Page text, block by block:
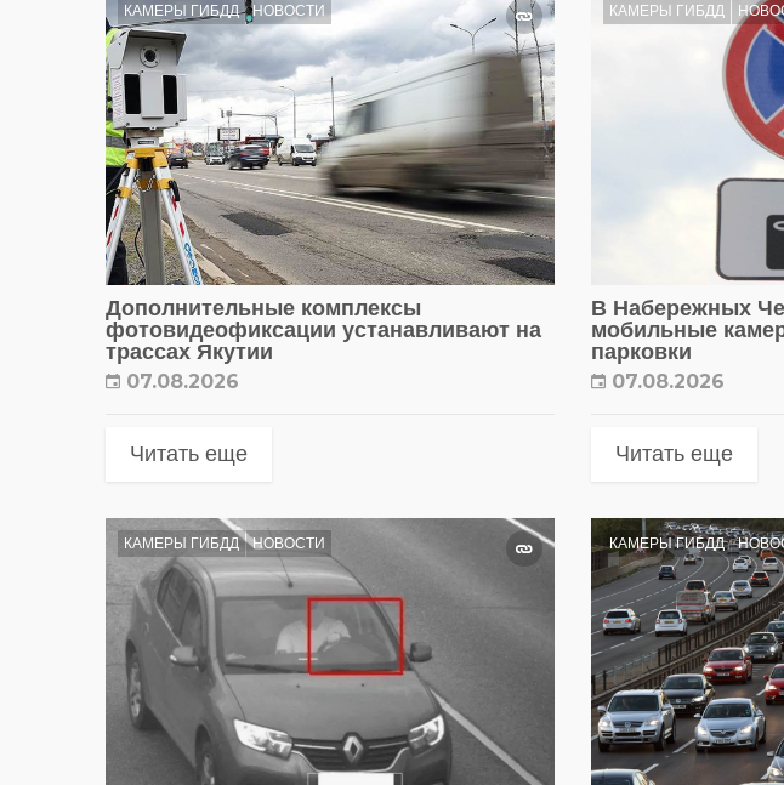
КАМЕРЫ ГИБДД НОВОСТИ
Дополнительные комплексы
фотовидеофиксации устанавливают на
трассах Якутии
07.08.2026
Читать еще
КАМЕРЫ ГИБДД
В Набережных
мобильные
парковки
07.08.2026
Читать еще
КАМЕРЫ ГИБДД НОВОСТИ КАМЕРЫ ГИБДД